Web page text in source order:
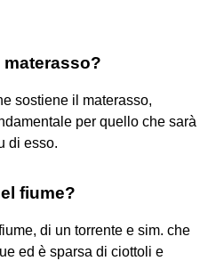
sostiene il materasso,
per quello che sarà
di esso.
fiume?
di un torrente e sim. che
ed è sparsa di ciottoli e